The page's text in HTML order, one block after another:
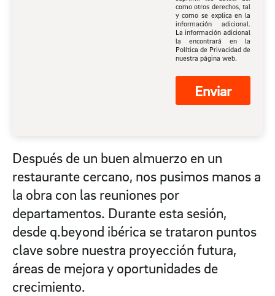
como otros derechos, tal
y como se explica en la
información adicional.
La información adicional
la encontrará en la
Política de Privacidad de
nuestra página web.
Enviar
Después de un buen almuerzo en un
restaurante cercano, nos pusimos manos a
la obra con las reuniones por
departamentos. Durante esta sesión,
desde q.beyond ibérica se trataron puntos
clave sobre nuestra proyección futura,
áreas de mejora y oportunidades de
crecimiento.